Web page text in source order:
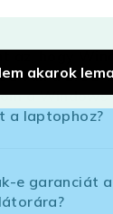
az, hogy
van a BIOS-
a Windows
a laptophoz?
e garanciát